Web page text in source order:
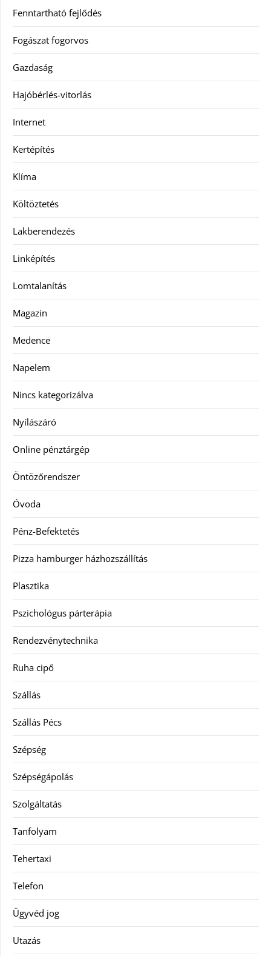
Fenntartható fejlődés
Fogászat fogorvos
Gazdaság
Hajóbérlés-vitorlás
Internet
Kertépítés
Klíma
Költöztetés
Lakberendezés
Linképítés
Lomtalanítás
Magazin
Medence
Napelem
Nincs kategorizálva
Nyílászáró
Online pénztárgép
Öntözőrendszer
Óvoda
Pénz-Befektetés
Pizza hamburger házhozszállítás
Plasztika
Pszichológus párterápia
Rendezvénytechnika
Ruha cipő
Szállás
Szállás Pécs
Szépség
Szépségápolás
Szolgáltatás
Tanfolyam
Tehertaxi
Telefon
Ügyvéd jog
Utazás